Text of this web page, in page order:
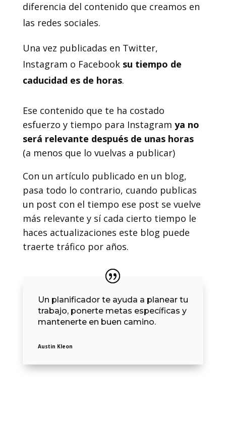
diferencia del contenido que creamos en
las redes sociales.
Una vez publicadas en Twitter,
Instagram o Facebook su tiempo de
caducidad es de horas.
Ese contenido que te ha costado
esfuerzo y tiempo para Instagram ya no
será relevante después de unas horas
(a menos que lo vuelvas a publicar)
Con un artículo publicado en un blog,
pasa todo lo contrario, cuando publicas
un post con el tiempo ese post se vuelve
más relevante y sí cada cierto tiempo le
haces actualizaciones este blog puede
traerte tráfico por años.
Un planificador te ayuda a planear tu
trabajo, ponerte metas específicas y
mantenerte en buen camino.
Austin Kleon